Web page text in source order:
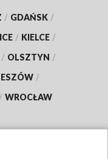
/ GDAŃSK /
/ KIELCE /
/ OLSZTYN /
/
/ WROCŁAW